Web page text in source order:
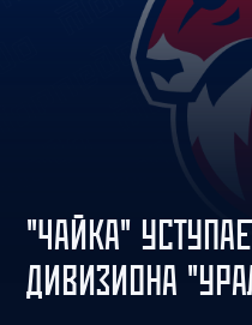
"ЧАЙКА"
ДИВИЗИОНА